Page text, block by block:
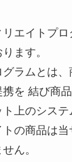
エイトプ
ます。
ラムとは
を 結び商
上のシステ
の商品は当
ん。